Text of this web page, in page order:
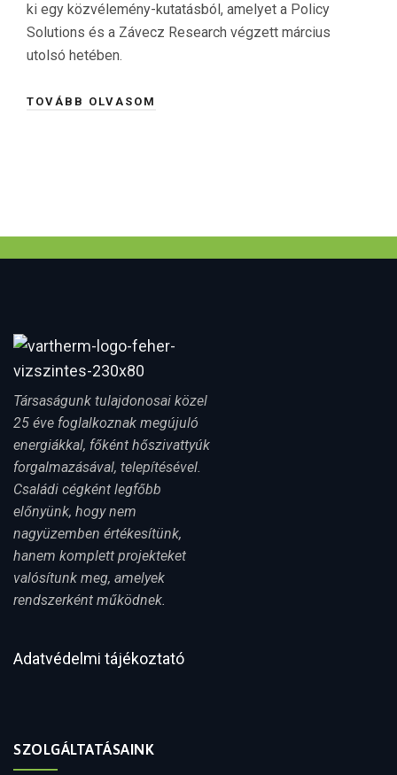
ki egy közvélemény-kutatásból, amelyet a Policy
Solutions és a Závecz Research végzett március
utolsó hetében.
TOVÁBB OLVASOM
Társaságunk tulajdonosai közel
25 éve foglalkoznak megújuló
energiákkal, főként hőszivattyúk
forgalmazásával, telepítésével.
Családi cégként legfőbb
előnyünk, hogy nem
nagyüzemben értékesítünk,
hanem komplett projekteket
valósítunk meg, amelyek
rendszerként működnek.
Adatvédelmi tájékoztató
SZOLGÁLTATÁSAINK